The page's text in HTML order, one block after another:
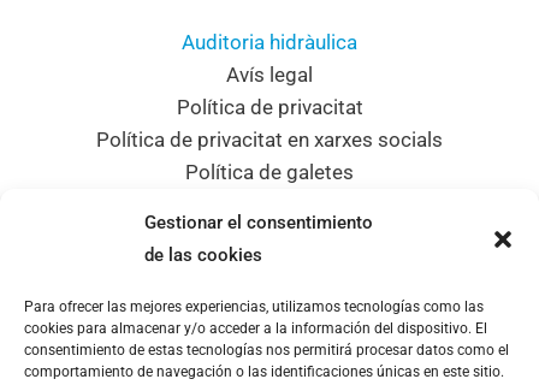
Gestionar el consentimiento
de las cookies
Para ofrecer las mejores experiencias, utilizamos tecnologías como las
cookies para almacenar y/o acceder a la información del dispositivo. El
consentimiento de estas tecnologías nos permitirá procesar datos como el
comportamiento de navegación o las identificaciones únicas en este sitio.
Auditoria hidràulica
Avís legal
Política de privacitat
Política de privacitat en xarxes socials
Política de galetes
Dades de contacte
Adreça
C/ Sant Sebastià, 14 08310 Argentona